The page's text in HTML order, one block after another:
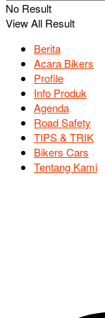
No Result
View All Result
Berita
Acara Bikers
Profile
Info Produk
Agenda
Road Safety
TIPS & TRIK
Bikers Cars
Tentang Kami